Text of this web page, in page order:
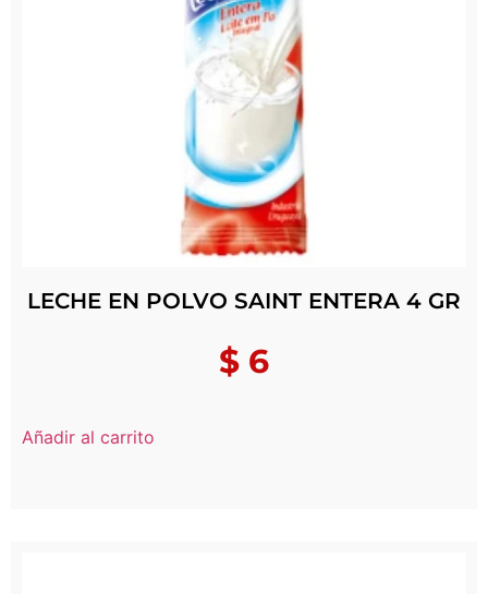
LECHE EN POLVO SAINT ENTERA 4 GR
$ 6
Añadir al carrito